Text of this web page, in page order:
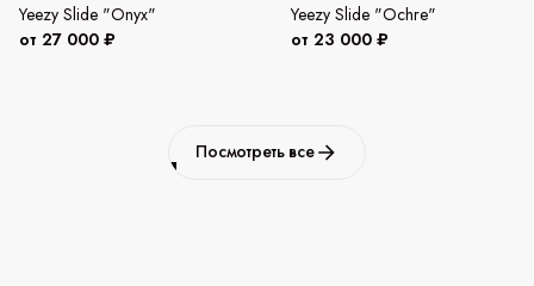
Yeezy Slide "Onyx"
от 27 000 ₽
Yeezy Slide "Ochre"
от 23 000 ₽
Посмотреть все